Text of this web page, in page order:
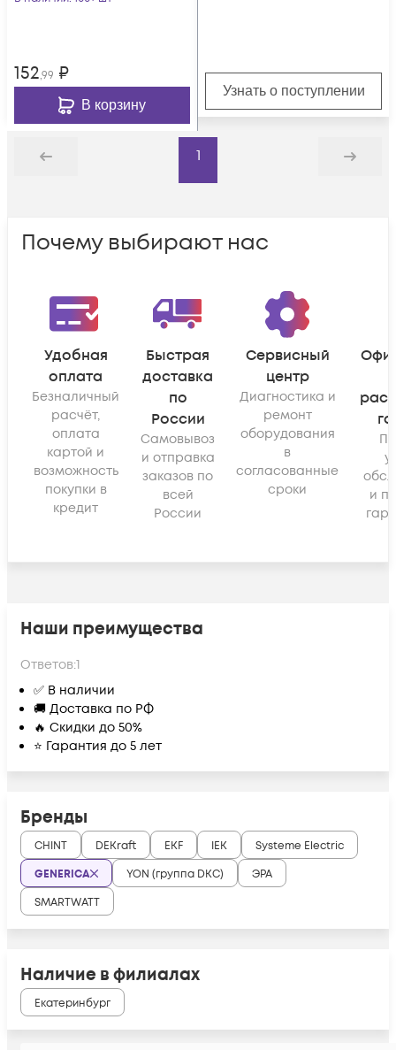
152,99 ₽
В корзину
Узнать о поступлении
Назад
1
Дальше
Почему выбирают нас
Удобная
оплата
Безналичный
расчёт,
оплата
картой и
возможность
покупки в
кредит
Быстрая
доставка
по
России
Самовывоз
и отправка
заказов по
всей
России
Сервисный
центр
Диагностика и
ремонт
оборудования
в
согласованные
сроки
и
Наши преимущества
Ответов:1
✅ В наличии
🚚 Доставка по РФ
🔥 Скидки до 50%
⭐ Гарантия до 5 лет
Бренды
CHINT DEKraft EKF IEK
Systeme Electric
GENERICA
YON (группа DKC)
ЭРА
SMARTWATT
Наличие в филиалах
Екатеринбург